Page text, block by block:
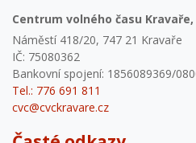
Centrum volného času
Náměstí 418/20, 747 21 Kravaře
IČ: 75080362
Bankovní spojení: 1856089369/
Tel.: 776 691 811
cvc@cvckravare.cz